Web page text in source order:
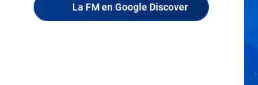
La FM en Google Discover